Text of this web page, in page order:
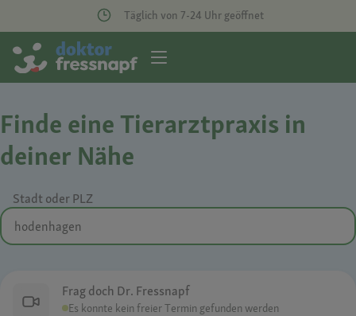
Täglich von 7-24 Uhr geöffnet
Finde eine Tierarztpraxis in
deiner Nähe
Stadt oder PLZ
Frag doch Dr. Fressnapf
Es konnte kein freier Termin gefunden werden